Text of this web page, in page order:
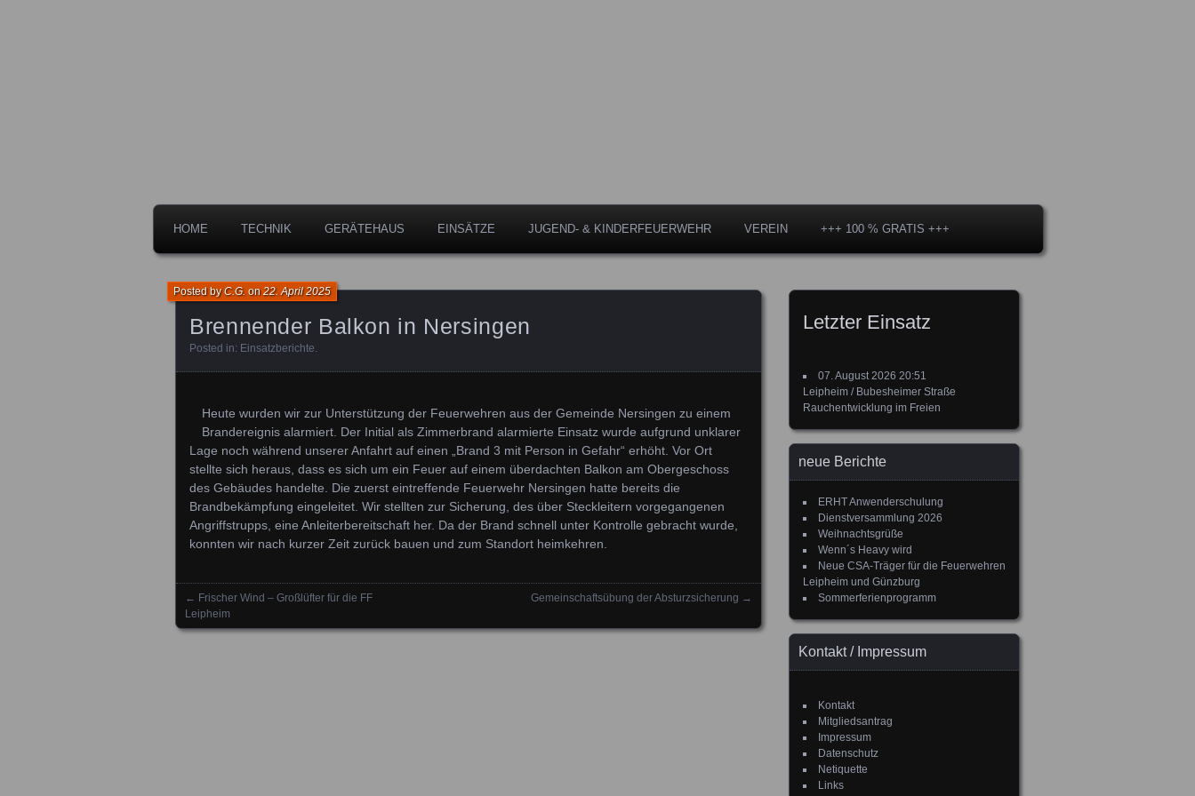
HOME TECHNIK GERÄTEHAUS EINSÄTZE JUGEND- & KINDERFEUERWEHR VEREIN +++ 100 % GRATIS +++
Brennender Balkon in Nersingen
Posted byC.G. on22. April 2025
Posted in: Einsatzberichte.
Heute wurden wir zur Unterstützung der Feuerwehren aus der Gemeinde Nersingen zu einem
Brandereignis alarmiert. Der Initial als Zimmerbrand alarmierte Einsatz wurde aufgrund unklarer
Lage noch während unserer Anfahrt auf einen „Brand 3 mit Person in Gefahr“ erhöht. Vor Ort
stellte sich heraus, dass es sich um ein Feuer auf einem überdachten Balkon am Obergeschoss
des Gebäudes handelte. Die zuerst eintreffende Feuerwehr Nersingen hatte bereits die
Brandbekämpfung eingeleitet. Wir stellten zur Sicherung, des über Steckleitern vorgegangenen
Angriffstrupps, eine Anleiterbereitschaft her. Da der Brand schnell unter Kontrolle gebracht wurde,
konnten wir nach kurzer Zeit zurück bauen und zum Standort heimkehren.
Posts navigation
← Frischer Wind – Großlüfter für die FF
Leipheim
Gemeinschaftsübung der Absturzsicherung →
Letzter Einsatz
07. August 2026 20:51
Leipheim / Bubesheimer Straße
Rauchentwicklung im Freien
neue Berichte
ERHT Anwenderschulung
Dienstversammlung 2026
Weihnachtsgrüße
Wenn´s Heavy wird
Neue CSA-Träger für die Feuerwehren
Leipheim und Günzburg
Sommerferienprogramm
Kontakt / Impressum
Kontakt
Mitgliedsantrag
Impressum
Datenschutz
Netiquette
Links